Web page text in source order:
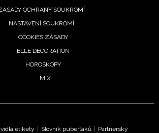
OCHRANY SOUKROMÍ
NASTAVENÍ SOUKROMÍ
COOKIES ZÁSADY
ELLE DECORATION
HOROSKOPY
MIX
etikety | Slovník puberťáků | Partnerský